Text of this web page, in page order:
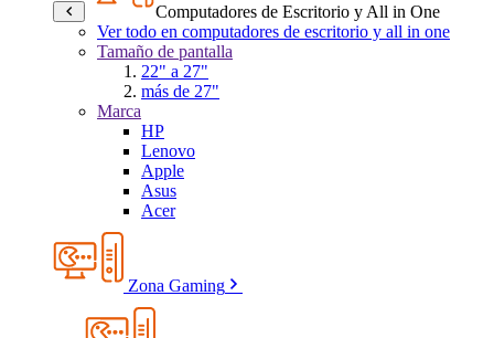
Computadores de Escritorio y All in One
Ver todo en computadores de escritorio y all in one
Tamaño de pantalla
22" a 27"
más de 27"
Marca
HP
Lenovo
Apple
Asus
Acer
Zona Gaming